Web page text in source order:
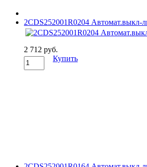
2CDS252001R0204 Автомат.выкл-
2 712 руб.
Купить